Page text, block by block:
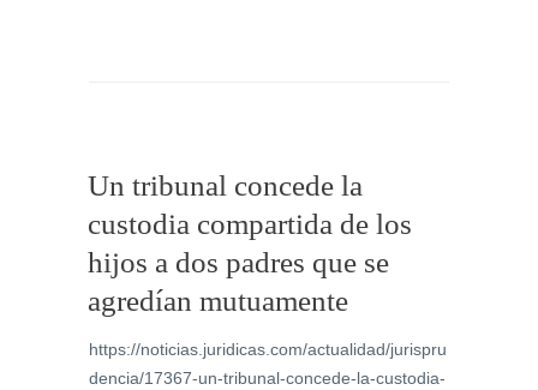
Un tribunal concede la
custodia compartida de los
hijos a dos padres que se
agredían mutuamente
https://noticias.juridicas.com/actualidad/jurispru
dencia/17367-un-tribunal-concede-la-custodia-